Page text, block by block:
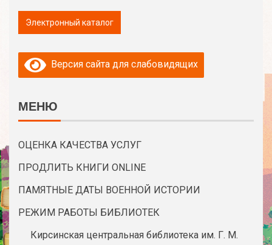
Версия сайта для слабовидящих
МЕНЮ
ОЦЕНКА КАЧЕСТВА УСЛУГ
ПРОДЛИТЬ КНИГИ ONLINE
ПАМЯТНЫЕ ДАТЫ ВОЕННОЙ ИСТОРИИ
РЕЖИМ РАБОТЫ БИБЛИОТЕК
Кирсинская центральная библиотека им. Г. М.